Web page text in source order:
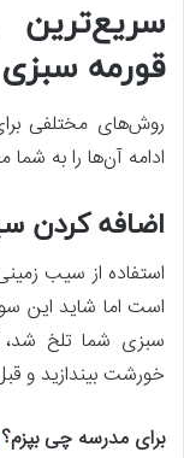
قورمه سبزی
روش‌های مختلفی
ادامه آن‌ها را به
اضافه کردن
استفاده از سیب
است اما شاید این
سبزی شما تلخ
خورشت بیندازید و
برای مدرسه چی بپزم؟